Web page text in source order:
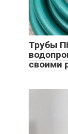
Трубы
своими